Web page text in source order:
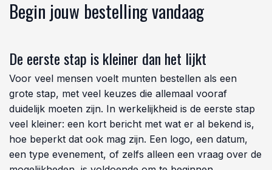
Breekmunten
Bekijk product
PREMIUM
Reliefmunten
Premium uitstraling met tastbaar detail.
Bekijk product